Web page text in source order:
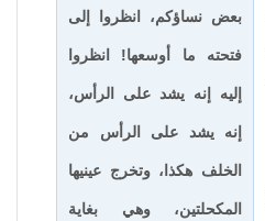
بعض نساؤكم، انظروا إلى
فتحته ما أوسعها! انظروا
إليه إنه يشد على الرأس،
إنه يشد على الرأس من
الخلف هكذا، وتخرج عينيها
المكحلتين، وهي بغاية